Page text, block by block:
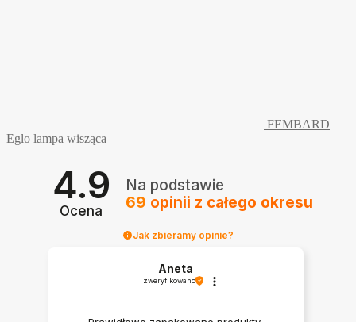
FEMBARD
Eglo lampa wisząca
4.9
Ocena
Na podstawie
69 opinii z całego okresu
Jak zbieramy opinie?
Aneta
zweryfikowano